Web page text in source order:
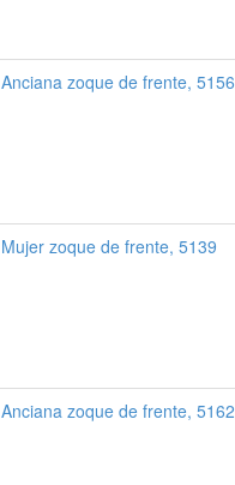
Anciana zoque de frente, 5156
Mujer zoque de frente, 5139
Anciana zoque de frente, 5162